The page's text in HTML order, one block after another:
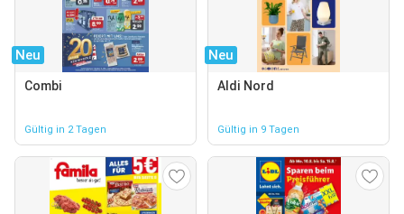
Neu
Combi
Gültig in 2 Tagen
Neu
Aldi Nord
Gültig in 9 Tagen